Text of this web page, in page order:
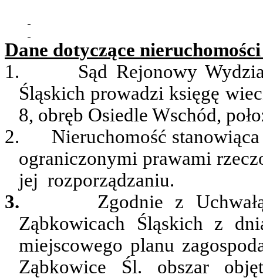
Dane dotyczące
1.
Sąd Rejonowy
Śląskich prowadzi księgę
8, obręb Osiedle Wschód,
2.
Nieruchomość
ograniczonymi prawami
jej rozporządzaniu.
3.
Zgodnie z
Ząbkowicach Śląskich z
miejscowego planu
Ząbkowice Śl. obszar